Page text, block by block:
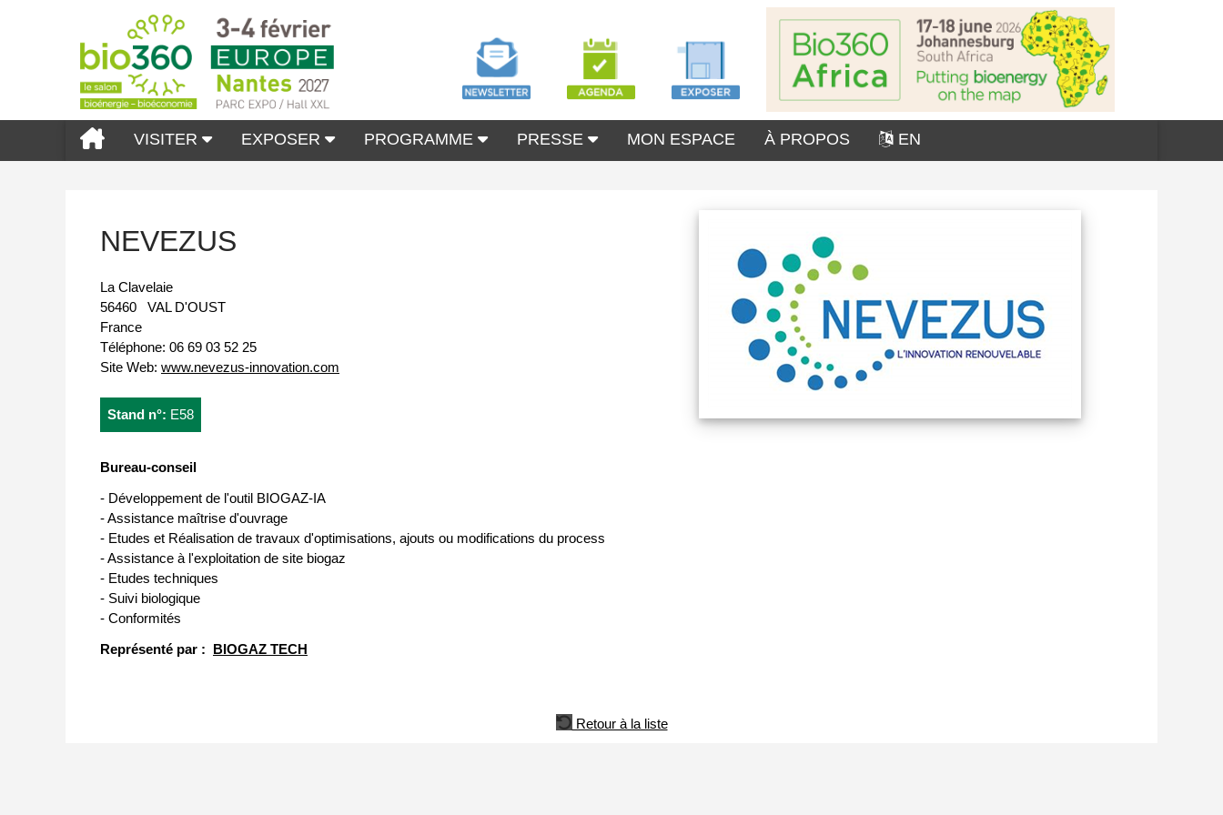
VISITER EXPOSER PROGRAMME PRESSE MON ESPACE À PROPOS EN
NEVEZUS
La Clavelaie
56460
VAL D'OUST
France
Téléphone: 06 69 03 52 25
Site Web: www.nevezus-innovation.com
Stand n°: E58
Bureau-conseil
- Développement de l'outil BIOGAZ-IA
- Assistance maîtrise d'ouvrage
- Etudes et Réalisation de travaux d'optimisations, ajouts ou modifications du process
- Assistance à l'exploitation de site biogaz
- Etudes techniques
- Suivi biologique
- Conformités
Représenté par : BIOGAZ TECH
Retour à la liste